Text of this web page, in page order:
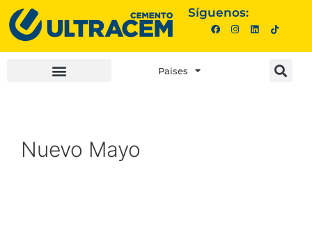
Síguenos:
Paises
Nuevo Mayo